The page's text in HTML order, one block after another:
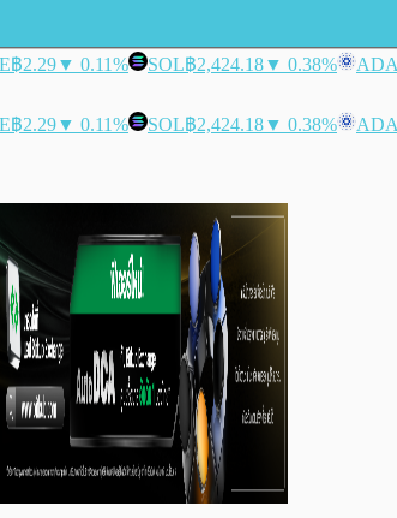
฿2.29▼ 0.11% SOL฿2,424.18▼ 0.38% ADA
฿2.29▼ 0.11% SOL฿2,424.18▼ 0.38% ADA